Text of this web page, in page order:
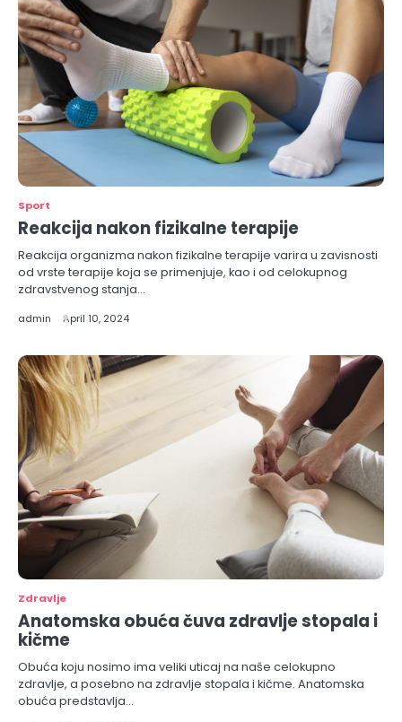
Sport
Reakcija nakon fizikalne terapije
Reakcija organizma nakon fizikalne terapije varira u zavisnosti
od vrste terapije koja se primenjuje, kao i od celokupnog
zdravstvenog stanja…
admin April 10, 2024
Zdravlje
Anatomska obuća čuva zdravlje stopala i
kičme
Obuća koju nosimo ima veliki uticaj na naše celokupno
zdravlje, a posebno na zdravlje stopala i kičme. Anatomska
obuća predstavlja…